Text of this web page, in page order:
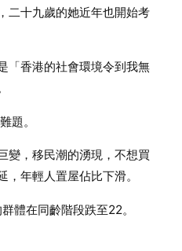
二十九歲的她近年也開始考
「香港的社會環境令到我無
題。
變，移民潮的湧現，不想買
年輕人置屋佔比下滑。
體在同齡階段跌至22。